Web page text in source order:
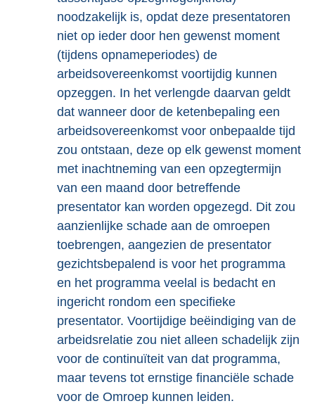
noodzakelijk is, opdat deze presentatoren
niet op ieder door hen gewenst moment
(tijdens opnameperiodes) de
arbeidsovereenkomst voortijdig kunnen
opzeggen. In het verlengde daarvan geldt
dat wanneer door de ketenbepaling een
arbeidsovereenkomst voor onbepaalde tijd
zou ontstaan, deze op elk gewenst moment
met inachtneming van een opzegtermijn
van een maand door betreffende
presentator kan worden opgezegd. Dit zou
aanzienlijke schade aan de omroepen
toebrengen, aangezien de presentator
gezichtsbepalend is voor het programma
en het programma veelal is bedacht en
ingericht rondom een specifieke
presentator. Voortijdige beëindiging van de
arbeidsrelatie zou niet alleen schadelijk zijn
voor de continuïteit van dat programma,
maar tevens tot ernstige financiële schade
voor de Omroep kunnen leiden.